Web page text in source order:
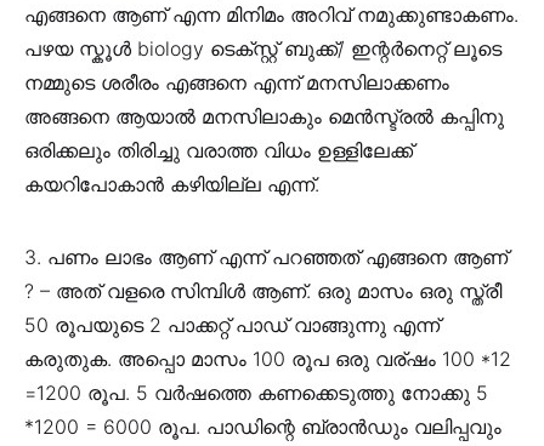
എങ്ങനെ ആണ് എന്ന മിനിമം അറിവ് നമുക്കുണ്ടാകണം.
പഴയ സ്കൂൾ biology ടെക്സ്റ്റ് ബുക്ക്/ ഇന്റർനെറ്റ് ലൂടെ
നമ്മുടെ ശരീരം എങ്ങനെ എന്ന് മനസിലാക്കണം
അങ്ങനെ ആയാൽ മനസിലാകും മെൻസ്ട്രൽ കപ്പിനു
ഒരിക്കലും തിരിച്ചു വരാത്ത വിധം ഉള്ളിലേക്ക്
കയറിപോകാൻ കഴിയില്ല എന്ന്.
3. പണം ലാഭം ആണ് എന്ന് പറഞ്ഞത് എങ്ങനെ ആണ്
? – അത് വളരെ സിമ്പിൾ ആണ്. ഒരു മാസം ഒരു സ്ത്രീ
50 രൂപയുടെ 2 പാക്കറ്റ് പാഡ് വാങ്ങുന്നു എന്ന്
കരുതുക. അപ്പൊ മാസം 100 രൂപ ഒരു വര്ഷം 100 *12
=1200 രൂപ. 5 വർഷത്തെ കണക്കെടുത്തു നോക്കു 5
*1200 = 6000 രൂപ. പാഡിന്റെ ബ്രാൻഡും വലിപ്പവും